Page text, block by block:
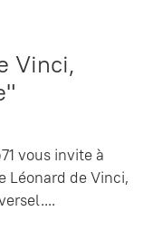
Vinci,
vous invite à
Léonard de Vinci,